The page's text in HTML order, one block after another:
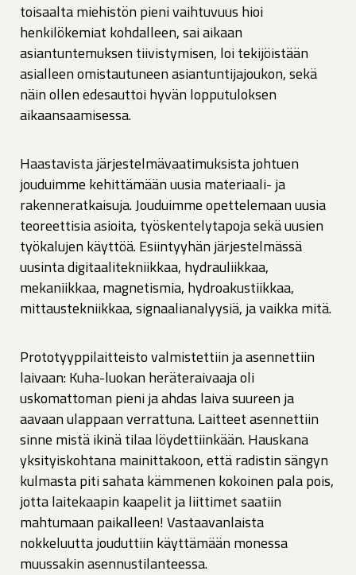
toisaalta miehistön pieni vaihtuvuus hioi
henkilökemiat kohdalleen, sai aikaan
asiantuntemuksen tiivistymisen, loi tekijöistään
asialleen omistautuneen asiantuntijajoukon, sekä
näin ollen edesauttoi hyvän lopputuloksen
aikaansaamisessa.
Haastavista järjestelmävaatimuksista johtuen
jouduimme kehittämään uusia materiaali- ja
rakenneratkaisuja. Jouduimme opettelemaan uusia
teoreettisia asioita, työskentelytapoja sekä uusien
työkalujen käyttöä. Esiintyyhän järjestelmässä
uusinta digitaalitekniikkaa, hydrauliikkaa,
mekaniikkaa, magnetismia, hydroakustiikkaa,
mittaustekniikkaa, signaalianalyysiä, ja vaikka mitä.
Prototyyppilaitteisto valmistettiin ja asennettiin
laivaan: Kuha-luokan heräteraivaaja oli
uskomattoman pieni ja ahdas laiva suureen ja
aavaan ulappaan verrattuna. Laitteet asennettiin
sinne mistä ikinä tilaa löydettiinkään. Hauskana
yksityiskohtana mainittakoon, että radistin sängyn
kulmasta piti sahata kämmenen kokoinen pala pois,
jotta laitekaapin kaapelit ja liittimet saatiin
mahtumaan paikalleen! Vastaavanlaista
nokkeluutta jouduttiin käyttämään monessa
muussakin asennustilanteessa.